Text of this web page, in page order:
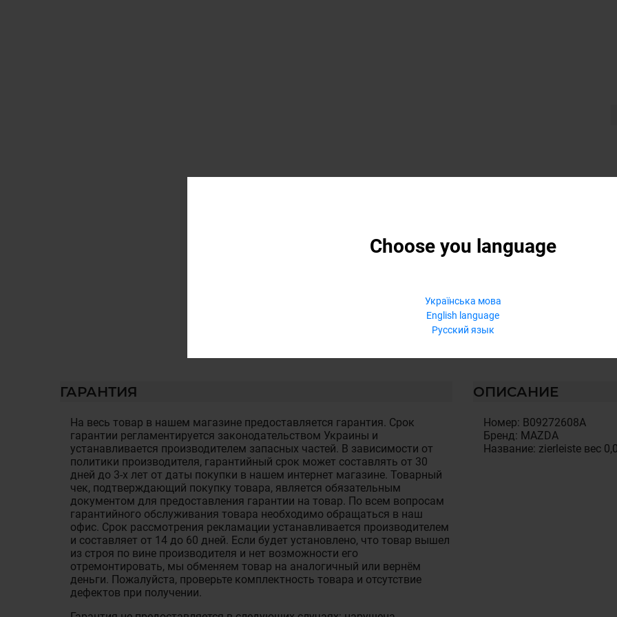
Choose you language
Українська мова
English language
Русский язык
ГАРАНТИЯ
На весь товар в нашем магазине предоставляется гарантия. Срок
гарантии регламентируется законодательством Украины и
устанавливается производителем запасных частей. В зависимости от
политики производителя, гарантийный срок может составлять от 30
дней до 3-х лет от даты покупки в нашем интернет магазине. Товарный
чек, подтверждающий покупку товара, является обязательным
документом для предоставления гарантии на товар. По всем вопросам
гарантийного обслуживания товара необходимо обращаться в наш
офис. Срок рассмотрения рекламации устанавливается производителем
и составляет от 14 до 60 дней. Если будет установлено, что товар вышел
из строя по вине производителя и нет возможности его
отремонтировать, мы обменяем товар на аналогичный или вернём
деньги. Пожалуйста, проверьте комплектность товара и отсутствие
дефектов при получении.
ОПИСАНИЕ
Номер: B09272608A
Бренд: MAZDA
Название: zierleiste вес